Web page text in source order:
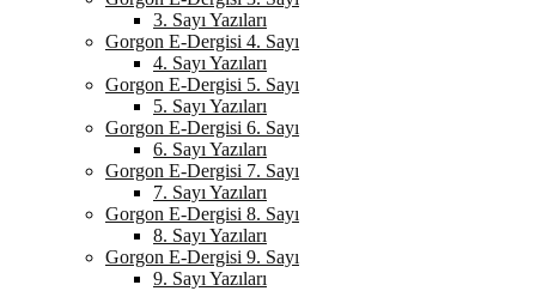
3. Sayı Yazıları
Gorgon E-Dergisi 4. Sayı
4. Sayı Yazıları
Gorgon E-Dergisi 5. Sayı
5. Sayı Yazıları
Gorgon E-Dergisi 6. Sayı
6. Sayı Yazıları
Gorgon E-Dergisi 7. Sayı
7. Sayı Yazıları
Gorgon E-Dergisi 8. Sayı
8. Sayı Yazıları
Gorgon E-Dergisi 9. Sayı
9. Sayı Yazıları